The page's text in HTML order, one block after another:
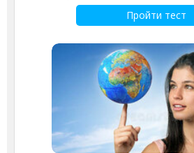
Пройти тест